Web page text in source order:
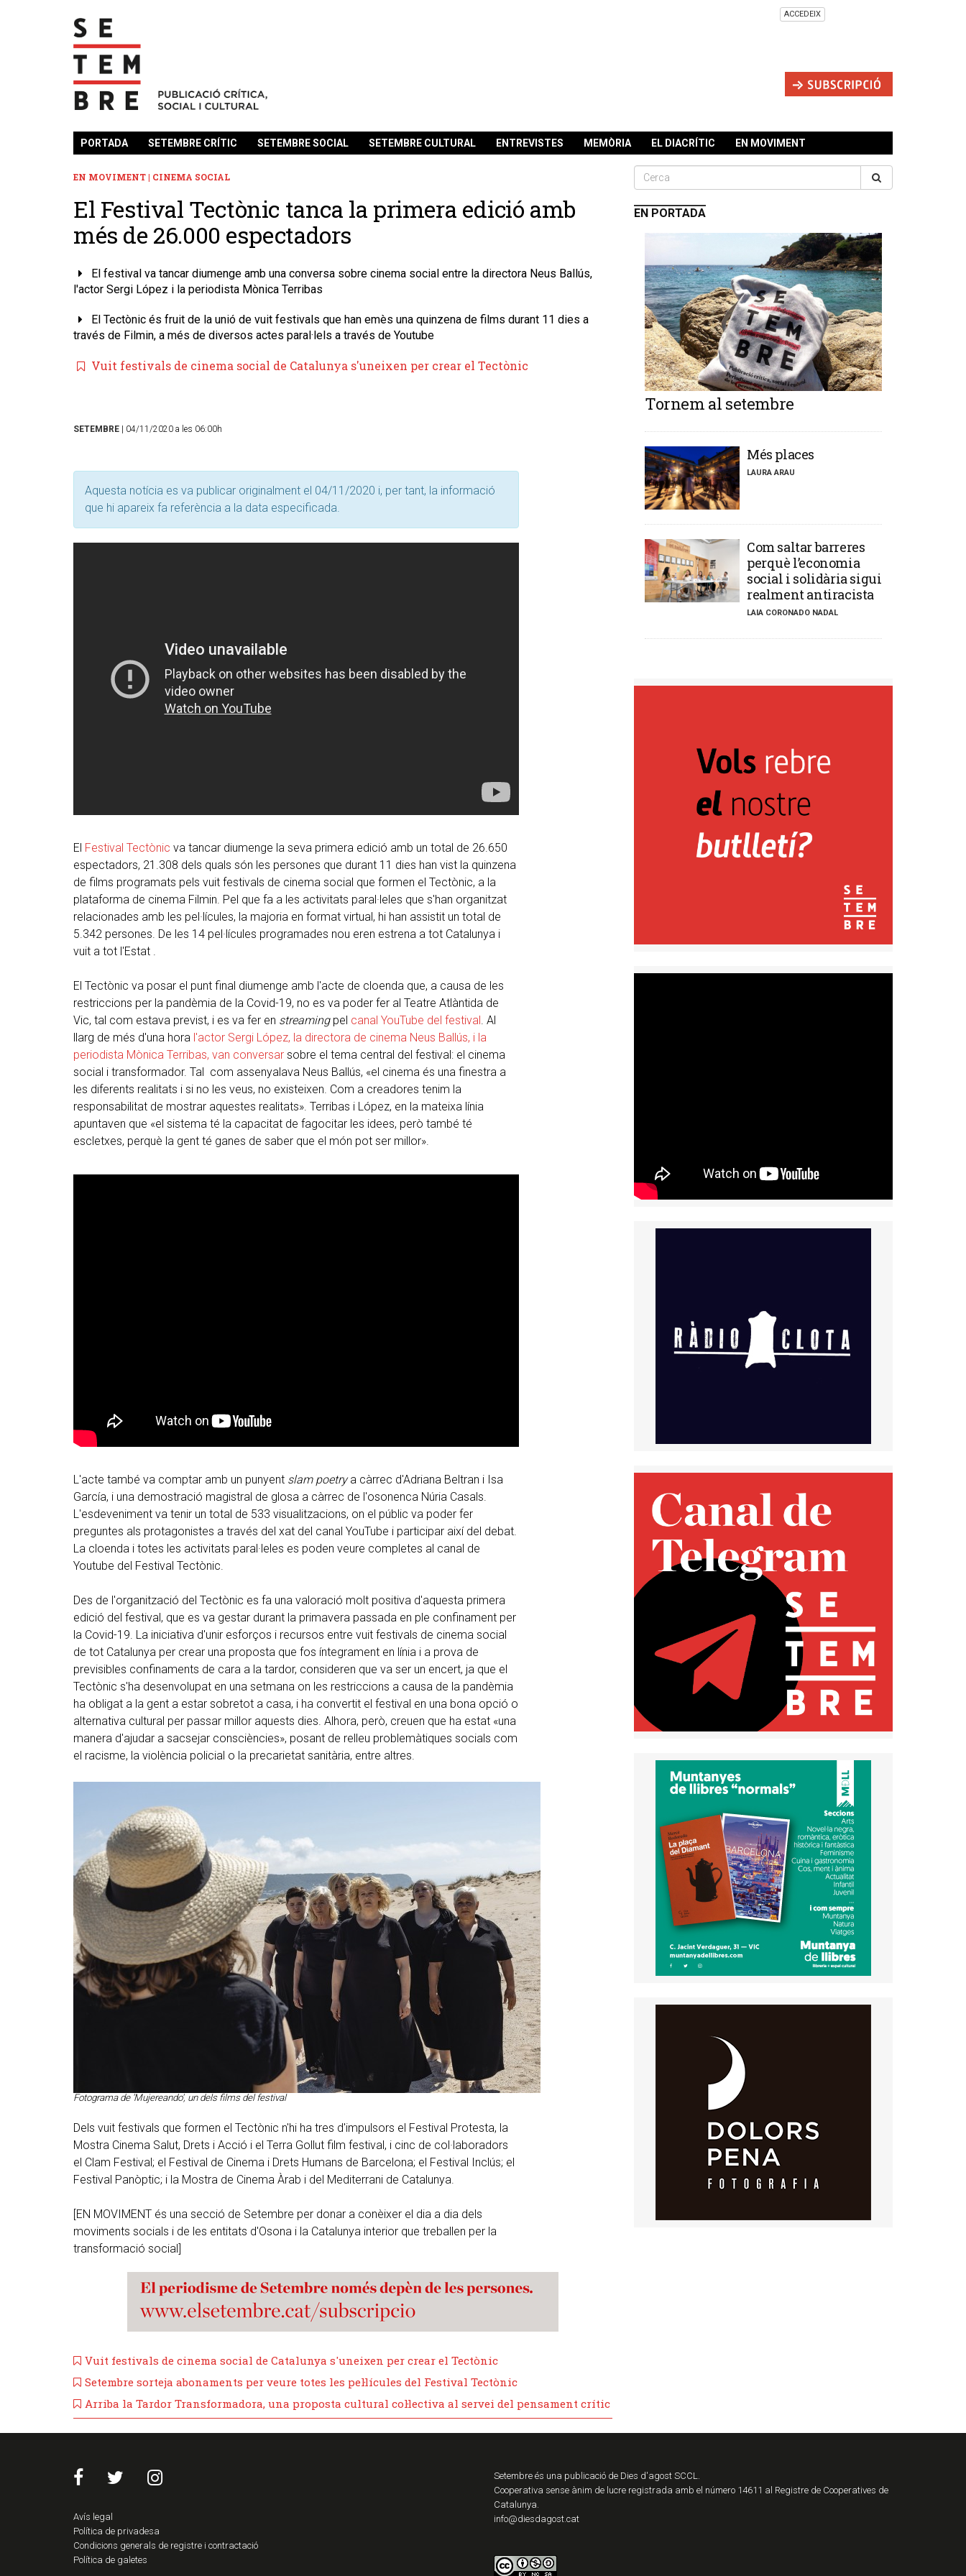
ACCEDEIX
PORTADA SETEMBRE CRÍTIC SETEMBRE SOCIAL SETEMBRE CULTURAL ENTREVISTES MEMÒRIA EL DIACRÍTIC EN MOVIMENT
EN MOVIMENT | CINEMA SOCIAL
El Festival Tectònic tanca la primera edició amb
més de 26.000 espectadors
El festival va tancar diumenge amb una conversa sobre cinema social entre la directora Neus Ballús,
l'actor Sergi López i la periodista Mònica Terribas
El Tectònic és fruit de la unió de vuit festivals que han emès una quinzena de films durant 11 dies a
través de Filmin, a més de diversos actes paral·lels a través de Youtube
Vuit festivals de cinema social de Catalunya s'uneixen per crear el Tectònic
SETEMBRE | 04/11/2020 a les 06:00h
Aquesta notícia es va publicar originalment el 04/11/2020 i, per tant, la informació
que hi apareix fa referència a la data especificada.
El Festival Tectònic va tancar diumenge la seva primera edició amb un total de 26.650
espectadors, 21.308 dels quals són les persones que durant 11 dies han vist la quinzena
de films programats pels vuit festivals de cinema social que formen el Tectònic, a la
plataforma de cinema Filmin. Pel que fa a les activitats paral·leles que s'han organitzat
relacionades amb les pel·lícules, la majoria en format virtual, hi han assistit un total de
5.342 persones. De les 14 pel·lícules programades nou eren estrena a tot Catalunya i
vuit a tot l'Estat .
El Tectònic va posar el punt final diumenge amb l'acte de cloenda que, a causa de les
restriccions per la pandèmia de la Covid-19, no es va poder fer al Teatre Atlàntida de
Vic, tal com estava previst, i es va fer en streamingpel canal YouTube del festival. Al
llarg de més d'una hora l'actor Sergi López, la directora de cinema Neus Ballús, i la
periodista Mònica Terribas, van conversar sobre el tema central del festival: el cinema
social i transformador. Tal com assenyalava Neus Ballús, «el cinema és una finestra a
les diferents realitats i si no les veus, no existeixen. Com a creadores tenim la
responsabilitat de mostrar aquestes realitats». Terribas i López, en la mateixa línia
apuntaven que «el sistema té la capacitat de fagocitar les idees, però també té
escletxes, perquè la gent té ganes de saber que el món pot ser millor».
L'acte també va comptar amb un punyent slam poetrya càrrec d'Adriana Beltran i Isa
García, i una demostració magistral de glosa a càrrec de l'osonenca Núria Casals.
L'esdeveniment va tenir un total de 533 visualitzacions, on el públic va poder fer
preguntes als protagonistes a través del xat del canal YouTube i participar així del debat.
La cloenda i totes les activitats paral·leles es poden veure completes al canal de
Youtube del Festival Tectònic.
Des de l'organització del Tectònic es fa una valoració molt positiva d'aquesta primera
edició del festival, que es va gestar durant la primavera passada en ple confinament per
la Covid-19. La iniciativa d'unir esforços i recursos entre vuit festivals de cinema social
de tot Catalunya per crear una proposta que fos íntegrament en línia i a prova de
previsibles confinaments de cara a la tardor, consideren que va ser un encert, ja que el
Tectònic s'ha desenvolupat en una setmana on les restriccions a causa de la pandèmia
ha obligat a la gent a estar sobretot a casa, i ha convertit el festival en una bona opció o
alternativa cultural per passar millor aquests dies. Alhora, però, creuen que ha estat «una
manera d'ajudar a sacsejar consciències», posant de relleu problemàtiques socials com
el racisme, la violència policial o la precarietat sanitària, entre altres.
Fotograma de 'Mujereando', un dels films del festival
Dels vuit festivals que formen el Tectònic n'hi ha tres d'impulsors el Festival Protesta, la
Mostra Cinema Salut, Drets i Acció i el Terra Gollut film festival, i cinc de col·laboradors
el Clam Festival; el Festival de Cinema i Drets Humans de Barcelona; el Festival Inclús; el
Festival Panòptic; i la Mostra de Cinema Àrab i del Mediterrani de Catalunya.
[EN MOVIMENT és una secció de Setembre per donar a conèixer el dia a dia dels
moviments socials i de les entitats d'Osona i la Catalunya interior que treballen per la
transformació social]
Vuit festivals de cinema social de Catalunya s'uneixen per crear el Tectònic
Setembre sorteja abonaments per veure totes les pel·lícules del Festival Tectònic
​Arriba la Tardor Transformadora, una proposta cultural col·lectiva al servei del pensament crític
EN PORTADA
Tornem al setembre
​Més places
LAURA ARAU
​Com saltar barreres
perquè l’economia
social i solidària sigui
realment antiracista
LAIA CORONADO NADAL
Avís legal
Política de privadesa
Condicions generals de registre i contractació
Política de galetes
Setembre és una publicació de Dies d'agost SCCL.
Cooperativa sense ànim de lucre registrada amb el número 14611 al Registre de Cooperatives de
Catalunya.
info@diesdagost.cat